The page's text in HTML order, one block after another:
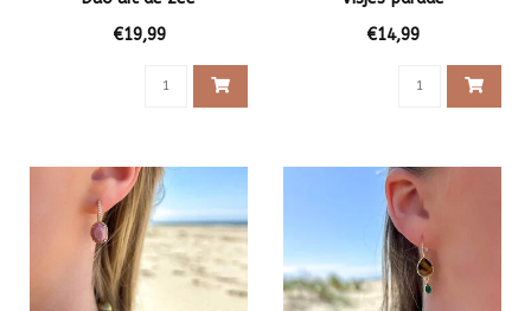
€19,99
€14,99